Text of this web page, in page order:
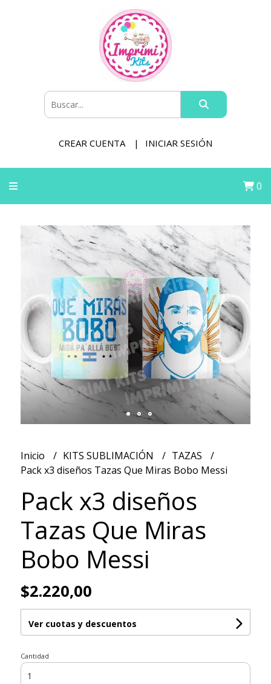
CREAR CUENTA INICIAR SESIÓN
0
Inicio KITS SUBLIMACIÓN
TAZAS
Pack x3 diseños Tazas Que Miras Bobo Messi
Pack x3 diseños
Tazas Que Miras
Bobo Messi
$2.220,00
Ver cuotas y descuentos
Cantidad